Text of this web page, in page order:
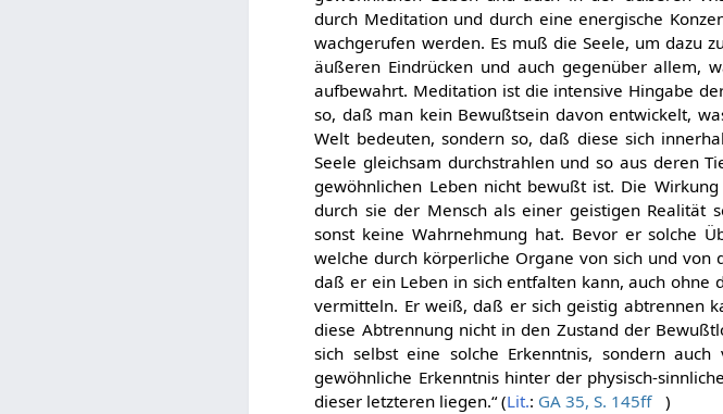
durch Meditation und durch eine energische
wachgerufen werden. Es muß die Seele, um dazu
äußeren Eindrücken und auch gegenüber allem,
aufbewahrt. Meditation ist die intensive Hingabe
so, daß man kein Bewußtsein davon entwickelt,
Welt bedeuten, sondern so, daß diese sich
Seele gleichsam durchstrahlen und so aus deren
gewöhnlichen Leben nicht bewußt ist. Die
durch sie der Mensch als einer geistigen Realität
sonst keine Wahrnehmung hat. Bevor er solche
welche durch körperliche Organe von sich und
daß er ein Leben in sich entfalten kann, auch ohne
vermitteln. Er weiß, daß er sich geistig abtrennen
diese Abtrennung nicht in den Zustand der
sich selbst eine solche Erkenntnis, sondern
gewöhnliche Erkenntnis hinter der physisch-
dieser letzteren liegen.“ (Lit.: GA 35, S. 145ff
)